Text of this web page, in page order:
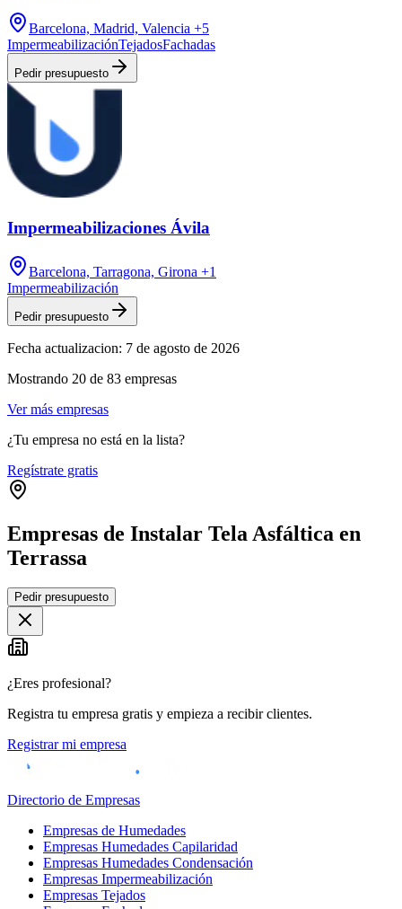
Barcelona, Madrid, Valencia +5
ImpermeabilizaciónTejadosFachadas
Pedir presupuesto
Impermeabilizaciones Ávila
Barcelona, Tarragona, Girona +1
Impermeabilización
Pedir presupuesto
Fecha actualizacion: 7 de agosto de 2026
Mostrando 20 de 83 empresas
Ver más empresas
¿Tu empresa no está en la lista?
Regístrate gratis
Empresas de Instalar Tela Asfáltica en
Terrassa
+
−
Pedir presupuesto
¿Eres profesional?
Registra tu empresa gratis y empieza a recibir clientes.
Registrar mi empresa
Directorio de Empresas
Empresas de Humedades
Empresas Humedades Capilaridad
Empresas Humedades Condensación
Empresas Impermeabilización
Empresas Tejados